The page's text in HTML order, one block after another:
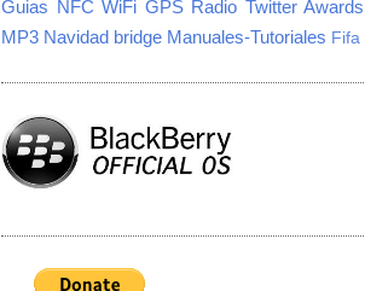
Guias NFC WiFi GPS Radio Twitter Awards
MP3 Navidad bridge Manuales-Tutoriales Fifa